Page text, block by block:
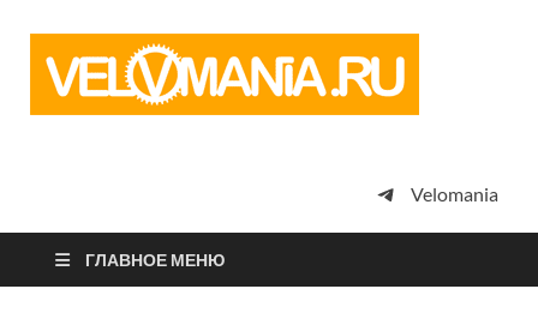
просто
Velomania
ГЛАВНОЕ МЕНЮ